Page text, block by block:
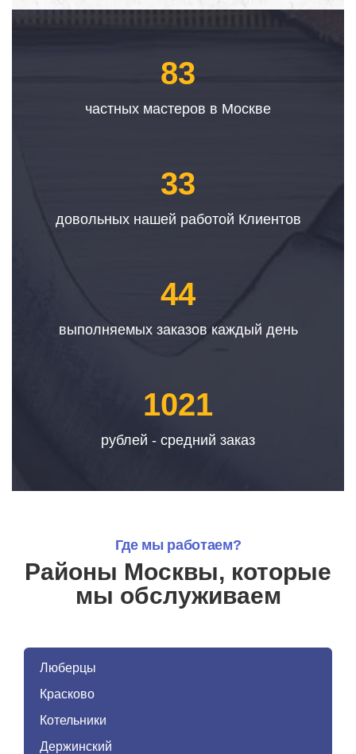
83
частных мастеров в Москве
33
довольных нашей работой Клиентов
44
выполняемых заказов каждый день
1021
рублей - средний заказ
Где мы работаем?
Районы Москвы, которые
мы обслуживаем
Люберцы
Красково
Котельники
Держинский